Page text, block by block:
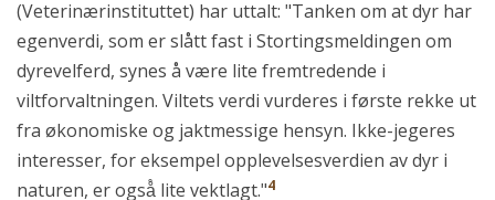
(Veterinærinstituttet) har uttalt: "Tanken om at dyr har
egenverdi, som er slått fast i Stortingsmeldingen om
dyrevelferd, synes å være lite fremtredende i
viltforvaltningen. Viltets verdi vurderes i første rekke ut
fra økonomiske og jaktmessige hensyn. Ikke-jegeres
interesser, for eksempel opplevelsesverdien av dyr i
naturen, er også̊ lite vektlagt."4